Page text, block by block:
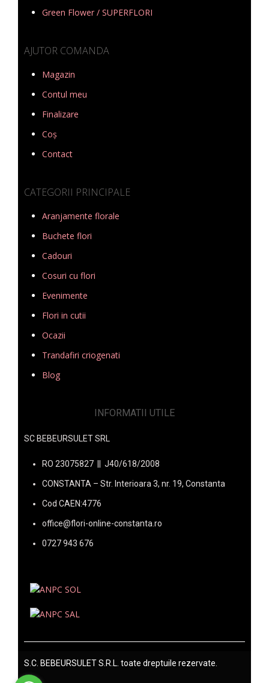
Green Flower / SUPERFLORI
AJUTOR COMANDA
Magazin
Contul meu
Finalizare
Coș
Contact
CATEGORII PRINCIPALE
Aranjamente florale
Buchete flori
Cadouri
Cosuri cu flori
Evenimente
Flori in cutii
Ocazii
Trandafiri criogenati
Blog
INFORMATII UTILE
SC BEBEURSULET SRL
RO 23075827 || J40/618/2008
CONSTANTA – Str. Interioara 3, nr. 19, Constanta
Cod CAEN:4776
office@flori-online-constanta.ro
0727 943 676
S.C. BEBEURSULET S.R.L. toate dreptuile rezervate.